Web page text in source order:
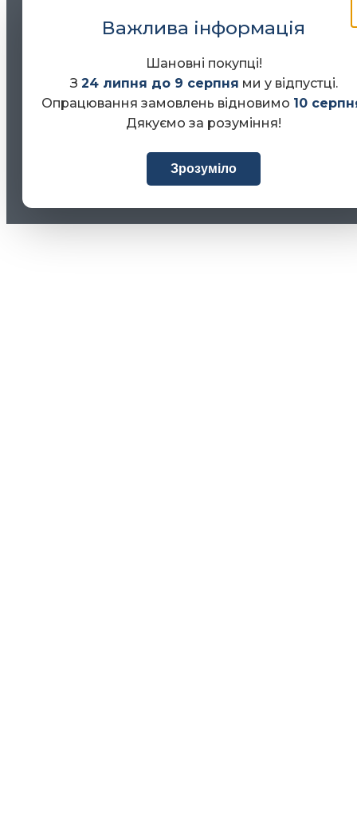
Важлива інформація
Шановні покупці!
З 24 липня до 9 серпня ми у відпустці.
Опрацювання замовлень відновимо 10
Дякуємо за розуміння!
Зрозуміло